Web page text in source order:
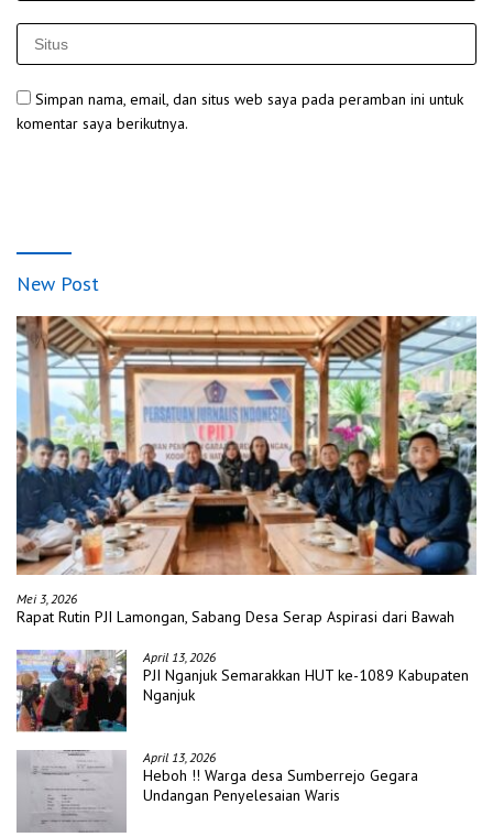
Simpan nama, email, dan situs web saya pada peramban ini untuk
komentar saya berikutnya.
New Post
Mei 3, 2026
Rapat Rutin PJI Lamongan, Sabang Desa Serap Aspirasi dari Bawah
April 13, 2026
PJI Nganjuk Semarakkan HUT ke-1089 Kabupaten
Nganjuk
April 13, 2026
Heboh !! Warga desa Sumberrejo Gegara
Undangan Penyelesaian Waris